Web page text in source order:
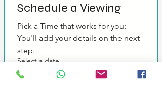
Schedule a Viewing
Pick a Time that works for you;
You'll add your details on the next
step.
Select a date